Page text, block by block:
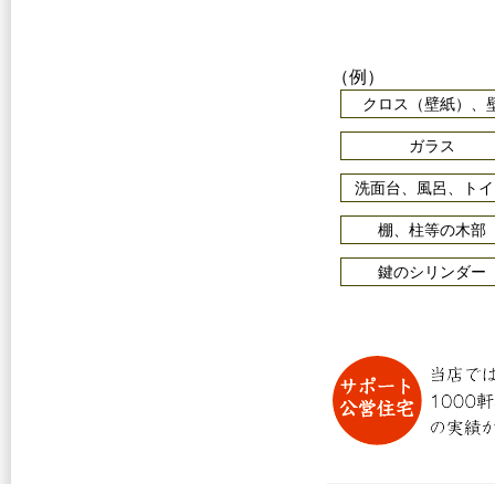
（例）
クロス（壁紙）、
ガラス
洗面台、風呂、ト
棚、柱等の木部
鍵のシリンダー